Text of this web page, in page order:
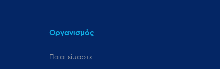
Οργανισμός
Ποιοι είμαστε